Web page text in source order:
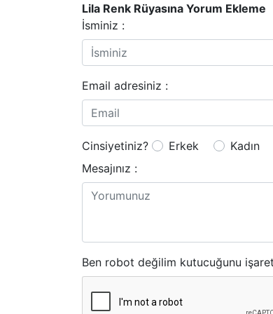
Lila Renk Rüyasına Yorum Ekleme
İsminiz :
Email adresiniz :
Cinsiyetiniz? Erkek
Kadın
Mesajınız :
Ben robot değilim kutucuğunu